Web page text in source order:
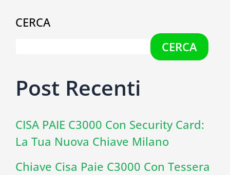
CERCA
CERCA
Post Recenti
CISA PAIE C3000 Con Security Card:
La Tua Nuova Chiave Milano
Chiave Cisa Paie C3000 Con Tessera